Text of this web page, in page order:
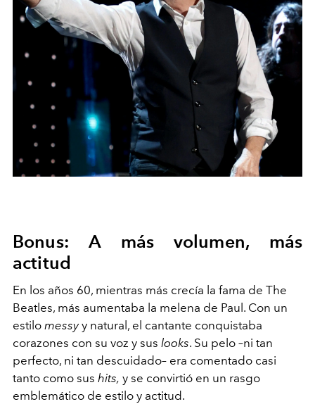
Bonus: A más volumen, más
actitud
En los años 60, mientras más crecía la fama de The
Beatles, más aumentaba la melena de Paul. Con un
estilo messyy natural, el cantante conquistaba
corazones con su voz y sus looks. Su pelo –ni tan
perfecto, ni tan descuidado– era comentado casi
tanto como sus hits, y se convirtió en un rasgo
emblemático de estilo y actitud.